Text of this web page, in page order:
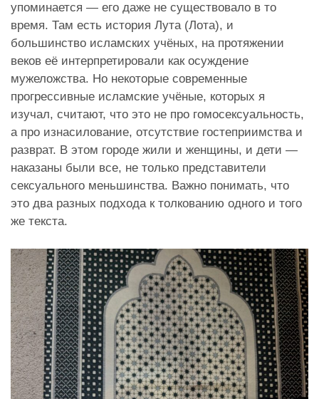
упоминается — его даже не существовало в то
время. Там есть история Лута (Лота), и
большинство исламских учёных, на протяжении
веков её интерпретировали как осуждение
мужеложства. Но некоторые современные
прогрессивные исламские учёные, которых я
изучал, считают, что это не про гомосексуальность,
а про изнасилование, отсутствие гостеприимства и
разврат. В этом городе жили и женщины, и дети —
наказаны были все, не только представители
сексуального меньшинства. Важно понимать, что
это два разных подхода к толкованию одного и того
же текста.